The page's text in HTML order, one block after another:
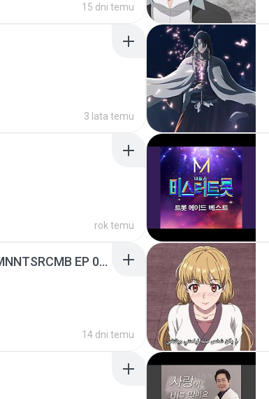
15 dni temu
3 lata temu
rok temu
[Witanime.com] RKNGMNNTSRCMB EP 05 HD.mp4
14 dni temu